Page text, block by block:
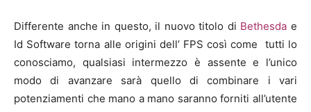
Differente anche in questo, il nuovo titolo di Bethesda e
Id Software torna alle origini dell’ FPS così come tutti lo
conosciamo, qualsiasi intermezzo è assente e l’unico
modo di avanzare sarà quello di combinare i vari
potenziamenti che mano a mano saranno forniti all’utente